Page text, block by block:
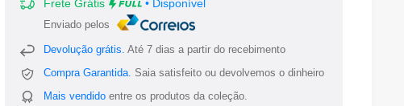
Frete Grátis • Disponível
Enviado pelos
Devolução grátis. Até 7 dias a partir do recebimento
Compra Garantida. Saia satisfeito ou devolvemos o dinheiro
Mais vendido entre os produtos da coleção.